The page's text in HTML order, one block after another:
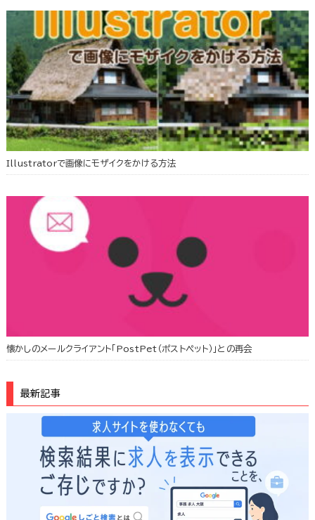
Illustratorで画像にモザイクをかける方法
懐かしのメールクライアント「PostPet（ポストペット）」との再会
最新記事